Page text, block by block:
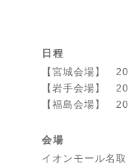
日程
【宮城会場】
【岩手会場】
【福島会場】
会場
イオンモール名